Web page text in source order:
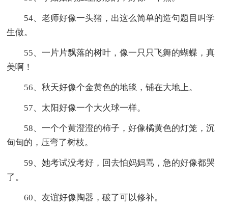
54、老师好像一头猪，出这么简单的造句题目叫学
生做。
55、一片片飘落的树叶，像一只只飞舞的蝴蝶，真
美啊！
56、秋天好像个金黄色的地毯，铺在大地上。
57、太阳好像一个大火球一样。
58、一个个黄澄澄的柿子，好像橘黄色的灯笼，沉
甸甸的，压弯了树枝。
59、她考试没考好，回去怕妈妈骂，急的好像都哭
了。
60、友谊好像陶器，破了可以修补。